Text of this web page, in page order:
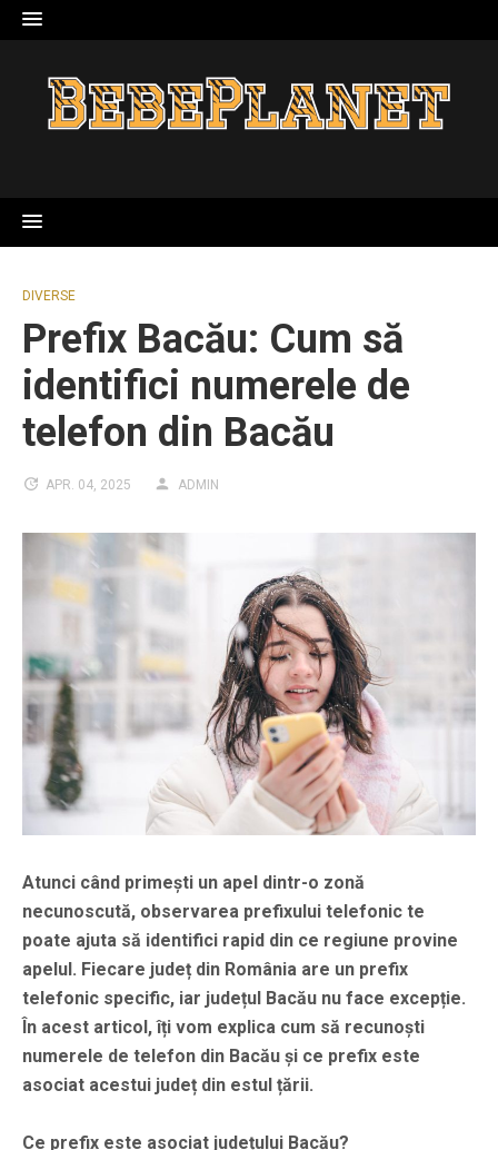
Skip
to
DIVERSE
Prefix Bacău: Cum să
identifici numerele de
telefon din Bacău
APR. 04, 2025 ADMIN
Atunci când primești un apel dintr-o zonă
necunoscută, observarea prefixului telefonic te
poate ajuta să identifici rapid din ce regiune provine
apelul. Fiecare județ din România are un prefix
telefonic specific, iar județul Bacău nu face excepție.
În acest articol, îți vom explica cum să recunoști
numerele de telefon din Bacău și ce prefix este
asociat acestui județ din estul țării.
Ce prefix este asociat județului Bacău?